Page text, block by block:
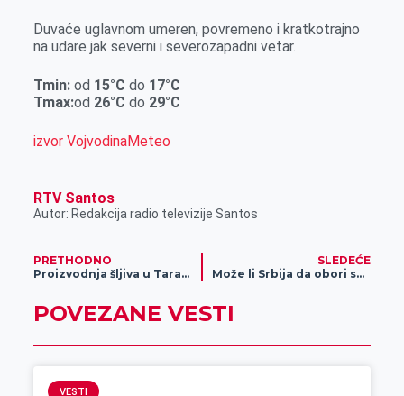
r
Duvaće uglavnom umeren, povremeno i kratkotrajno
na udare jak severni i severozapadni vetar.
Tmin:od 15°C do 17°C
Tmax:od 26°C do 29°C
izvor VojvodinaMeteo
RTV Santos
Autor: Redakcija radio televizije Santos
PRETHODNO
Proizvodnja šljiva u Tarašu
SLEDEĆE
Može li Srbija da obori sopstveni rekord? Iskoristi igre u Meridianu i prognoziraj broj medalja u Parizu!
POVEZANE VESTI
VESTI